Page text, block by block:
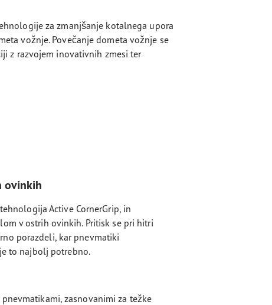
za zmanjšanje kotalnega upora
vožnje. Povečanje dometa vožnje se
z razvojem inovativnih zmesi ter
ovinkih
Active CornerGrip, in
v ostrih ovinkih. Pritisk se pri hitri
porazdeli, kar pnevmatiki
to najbolj potrebno.
zasnovanimi za težke